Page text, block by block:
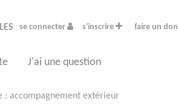
se connecter s'inscrire faire un don
J'ai une question
: accompagnement extérieur